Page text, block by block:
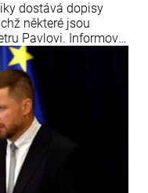
dostává dopisy
některé jsou
Pavlovi. Informoval